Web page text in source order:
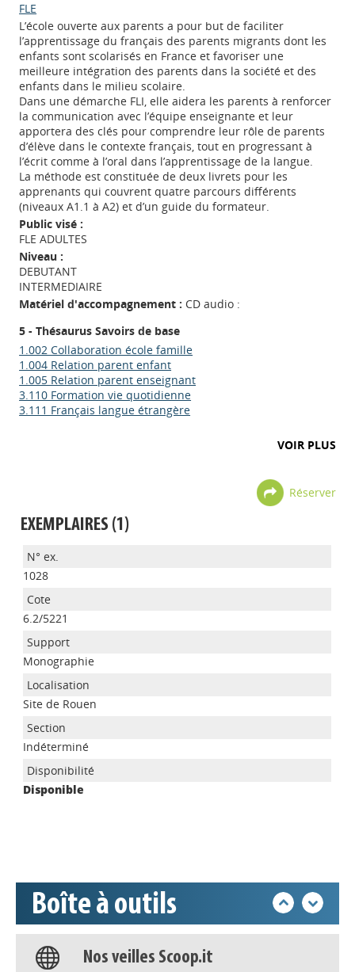
FLE
L’école ouverte aux parents a pour but de faciliter
l’apprentissage du français des parents migrants dont les
enfants sont scolarisés en France et favoriser une
meilleure intégration des parents dans la société et des
enfants dans le milieu scolaire.
Dans une démarche FLI, elle aidera les parents à renforcer
la communication avec l’équipe enseignante et leur
apportera des clés pour comprendre leur rôle de parents
d’élève dans le contexte français, tout en progressant à
l’écrit comme à l’oral dans l’apprentissage de la langue.
La méthode est constituée de deux livrets pour les
apprenants qui couvrent quatre parcours différents
(niveaux A1.1 à A2) et d’un guide du formateur.
Public visé :
FLE ADULTES
Niveau :
DEBUTANT
INTERMEDIAIRE
Matériel d'accompagnement : CD audio :
5 - Thésaurus Savoirs de base
1.002 Collaboration école famille
1.004 Relation parent enfant
1.005 Relation parent enseignant
3.110 Formation vie quotidienne
3.111 Français langue étrangère
VOIR PLUS
Réserver
EXEMPLAIRES (1)
1028
6.2/5221
Monographie
Site de Rouen
Indéterminé
Disponible
Boîte à outils
Appels à projets
Base documentaire
Nos veilles Scoop.it